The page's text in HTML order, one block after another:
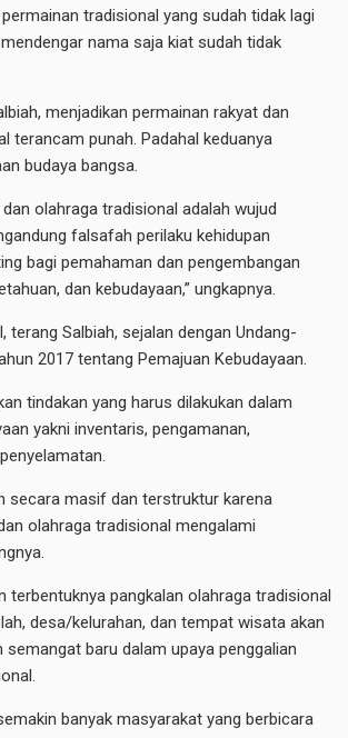
tradisional yang sudah tidak lagi
nama saja kiat sudah tidak
menjadikan permainan rakyat dan
terancam punah. Padahal keduanya
budaya bangsa.
olahraga tradisional adalah wujud
falsafah perilaku kehidupan
bagi pemahaman dan pengembangan
dan kebudayaan,” ungkapnya.
terang Salbiah, sejalan dengan Undang-
2017 tentang Pemajuan Kebudayaan.
tindakan yang harus dilakukan dalam
yakni inventaris, pengamanan,
secara masif dan terstruktur karena
olahraga tradisional mengalami
terbentuknya pangkalan olahraga tradisional
desa/kelurahan, dan tempat wisata akan
semangat baru dalam upaya penggalian
banyak masyarakat yang berbicara